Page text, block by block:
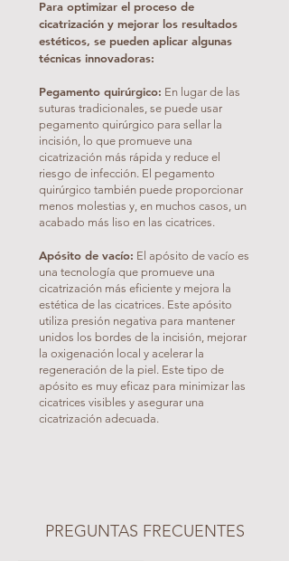
Para optimizar el proceso de
cicatrización y mejorar los resultados
estéticos, se pueden aplicar algunas
técnicas innovadoras:
Pegamento quirúrgico: En lugar de las
suturas tradicionales, se puede usar
pegamento quirúrgico para sellar la
incisión, lo que promueve una
cicatrización más rápida y reduce el
riesgo de infección. El pegamento
quirúrgico también puede proporcionar
menos molestias y, en muchos casos, un
acabado más liso en las cicatrices.
Apósito de vacío: El apósito de vacío es
una tecnología que promueve una
cicatrización más eficiente y mejora la
estética de las cicatrices. Este apósito
utiliza presión negativa para mantener
unidos los bordes de la incisión, mejorar
la oxigenación local y acelerar la
regeneración de la piel. Este tipo de
apósito es muy eficaz para minimizar las
cicatrices visibles y asegurar una
cicatrización adecuada.
PREGUNTAS FRECUENTES